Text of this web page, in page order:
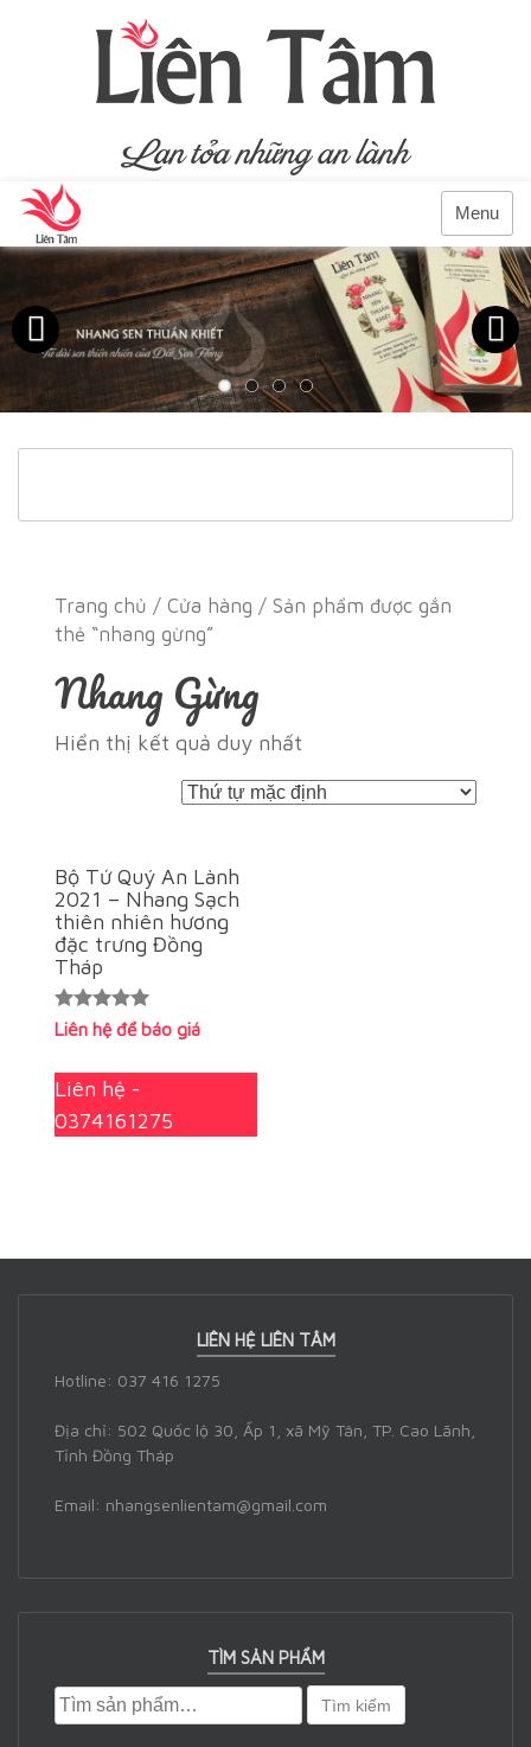
Menu
Trang chủ / Cửa hàng / Sản phẩm được gắn
thẻ “nhang gừng”
Nhang Gừng
Hiển thị kết quả duy nhất
Bộ Tứ Quý An Lành
2021 – Nhang Sạch
thiên nhiên hương
đặc trưng Đồng
Tháp
Được xếp
hạng
5 sao
Liên hệ để báo giá
Liên hệ -
0374161275
LIÊN HỆ LIÊN TÂM
Hotline: 037 416 1275
Địa chỉ: 502 Quốc lộ 30, Ấp 1, xã Mỹ Tân, TP. Cao Lãnh,
Tỉnh Đồng Tháp
Email: nhangsenlientam@gmail.com
TÌM SẢN PHẨM
Tìm kiếm